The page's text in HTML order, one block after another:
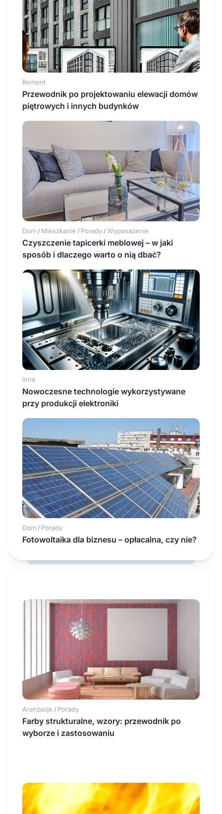
Remont
Przewodnik po projektowaniu elewacji domów
piętrowych i innych budynków
Dom / Mieszkanie / Porady / Wyposażenie
Czyszczenie tapicerki meblowej – w jaki
sposób i dlaczego warto o nią dbać?
Inne
Nowoczesne technologie wykorzystywane
przy produkcji elektroniki
Dom / Porady
Fotowoltaika dla biznesu – opłacalna, czy nie?
Aranżacje / Porady
Farby strukturalne, wzory: przewodnik po
wyborze i zastosowaniu